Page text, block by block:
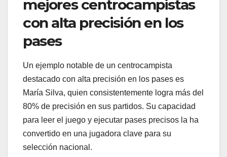
mejores centrocampistas
con alta precisión en los
pases
Un ejemplo notable de un centrocampista
destacado con alta precisión en los pases es
María Silva, quien consistentemente logra más del
80% de precisión en sus partidos. Su capacidad
para leer el juego y ejecutar pases precisos la ha
convertido en una jugadora clave para su
selección nacional.